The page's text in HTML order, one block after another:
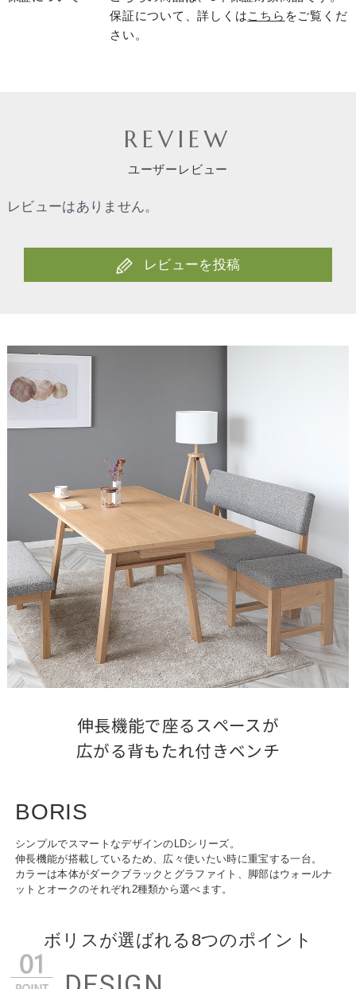
保証について、詳しくはこちら をご覧くだ
さい。
REVIEW
ユーザーレビュー
レビューはありません。
レビューを投稿
伸長機能で座るスペースが
広がる背もたれ付きベンチ
BORIS
シンプルでスマートなデザインのLDシリーズ。
伸長機能が搭載しているため、広々使いたい時に重宝する一台。
カラーは本体がダークブラックとグラファイト、脚部はウォールナ
ットとオークのそれぞれ2種類から選べます。
ボリスが選ばれる8つのポイント